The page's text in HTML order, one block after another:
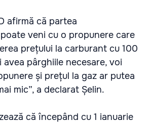
afirmă că partea
veni cu o propunere care
prețului la carburant cu 100
avea pârghiile necesare, voi
și prețul la gaz ar putea
mic”, a declarat Șelin.
că începând cu 1 ianuarie